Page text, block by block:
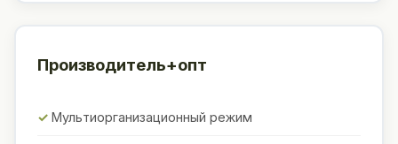
Производитель+опт
Мультиорганизационный режим